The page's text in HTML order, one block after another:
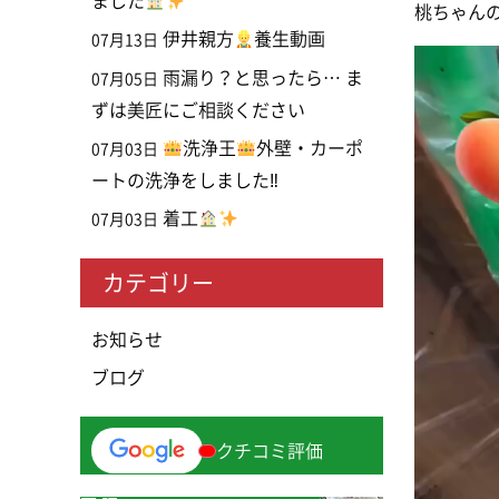
桃ちゃん
画
プ
レ
07月13日 伊井親方 養生動画
07月05日 雨漏り？と思ったら… ま
ずは美匠にご相談ください
07月03日 洗浄王
外壁・カーポ
ートの洗浄をしました‼
07月03日 着工
カテゴリー
お知らせ
ブログ
クチコミ評価